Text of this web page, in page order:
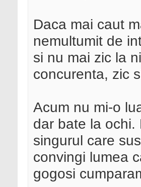
Daca mai caut
nemultumit de
si nu mai zic la
concurenta, zic
Acum nu mi-o
dar bate la
singurul care
convingi lumea
gogosi